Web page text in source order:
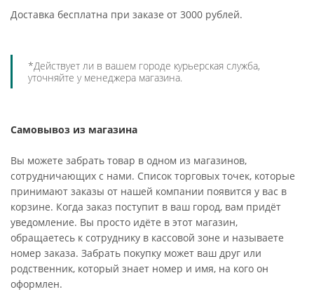
Доставка бесплатна при заказе от 3000 рублей.
*Действует ли в вашем городе курьерская служба,
уточняйте у менеджера магазина.
Самовывоз из магазина
Вы можете забрать товар в одном из магазинов,
сотрудничающих с нами. Список торговых точек, которые
принимают заказы от нашей компании появится у вас в
корзине. Когда заказ поступит в ваш город, вам придёт
уведомление. Вы просто идёте в этот магазин,
обращаетесь к сотруднику в кассовой зоне и называете
номер заказа. Забрать покупку может ваш друг или
родственник, который знает номер и имя, на кого он
оформлен.